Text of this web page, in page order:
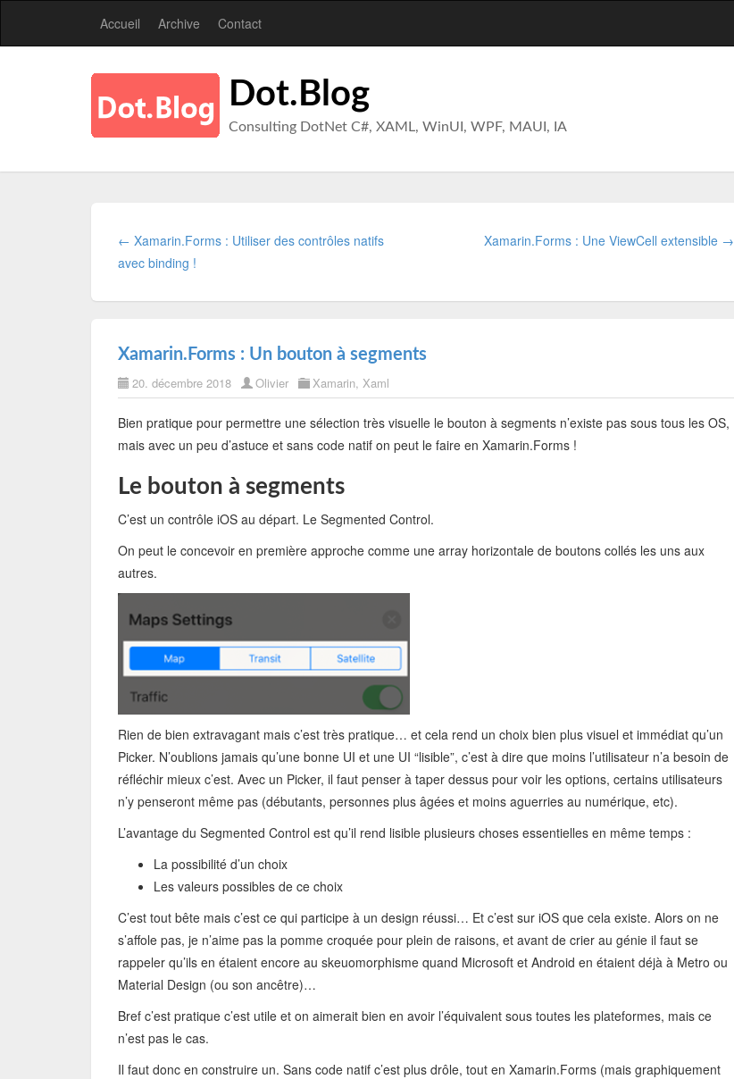
Accueil Archive Contact
Dot.Blog
Consulting DotNet C#, XAML, WinUI, WPF, MAUI, IA
← Xamarin.Forms : Utiliser des contrôles natifs
avec binding !
Xamarin.Forms : Une ViewCell extensible →
Xamarin.Forms : Un bouton à segments
20. décembre 2018 Olivier Xamarin, Xaml
Bien pratique pour permettre une sélection très visuelle le bouton à segments n’existe pas sous tous les OS,
mais avec un peu d’astuce et sans code natif on peut le faire en Xamarin.Forms !
Le bouton à segments
C’est un contrôle iOS au départ. Le Segmented Control.
On peut le concevoir en première approche comme une array horizontale de boutons collés les uns aux
autres.
Rien de bien extravagant mais c’est très pratique… et cela rend un choix bien plus visuel et immédiat qu’un
Picker. N’oublions jamais qu’une bonne UI et une UI “lisible”, c’est à dire que moins l’utilisateur n’a besoin de
réfléchir mieux c’est. Avec un Picker, il faut penser à taper dessus pour voir les options, certains utilisateurs
n’y penseront même pas (débutants, personnes plus âgées et moins aguerries au numérique, etc).
L’avantage du Segmented Control est qu’il rend lisible plusieurs choses essentielles en même temps :
La possibilité d’un choix
Les valeurs possibles de ce choix
C’est tout bête mais c’est ce qui participe à un design réussi… Et c’est sur iOS que cela existe. Alors on ne
s’affole pas, je n’aime pas la pomme croquée pour plein de raisons, et avant de crier au génie il faut se
rappeler qu’ils en étaient encore au skeuomorphisme quand Microsoft et Android en étaient déjà à Metro ou
Material Design (ou son ancêtre)…
Bref c’est pratique c’est utile et on aimerait bien en avoir l’équivalent sous toutes les plateformes, mais ce
n’est pas le cas.
Il faut donc en construire un. Sans code natif c’est plus drôle, tout en Xamarin.Forms (mais graphiquement